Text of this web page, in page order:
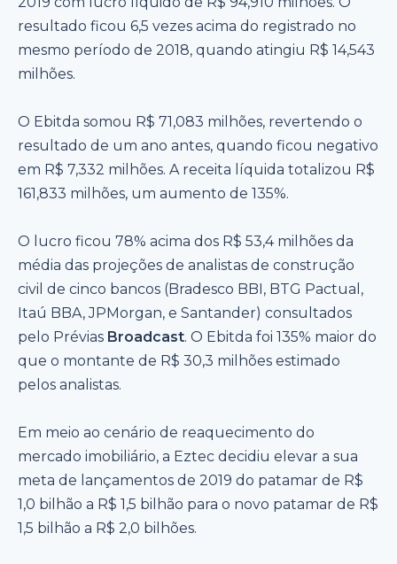
resultado ficou 6,5 vezes acima do registrado no
mesmo período de 2018, quando atingiu R$ 14,543
milhões.
O Ebitda somou R$ 71,083 milhões, revertendo o
resultado de um ano antes, quando ficou negativo
em R$ 7,332 milhões. A receita líquida totalizou R$
161,833 milhões, um aumento de 135%.
O lucro ficou 78% acima dos R$ 53,4 milhões da
média das projeções de analistas de construção
civil de cinco bancos (Bradesco BBI, BTG Pactual,
Itaú BBA, JPMorgan, e Santander) consultados
pelo Prévias Broadcast. O Ebitda foi 135% maior do
que o montante de R$ 30,3 milhões estimado
pelos analistas.
Em meio ao cenário de reaquecimento do
mercado imobiliário, a Eztec decidiu elevar a sua
meta de lançamentos de 2019 do patamar de R$
1,0 bilhão a R$ 1,5 bilhão para o novo patamar de R$
1,5 bilhão a R$ 2,0 bilhões.